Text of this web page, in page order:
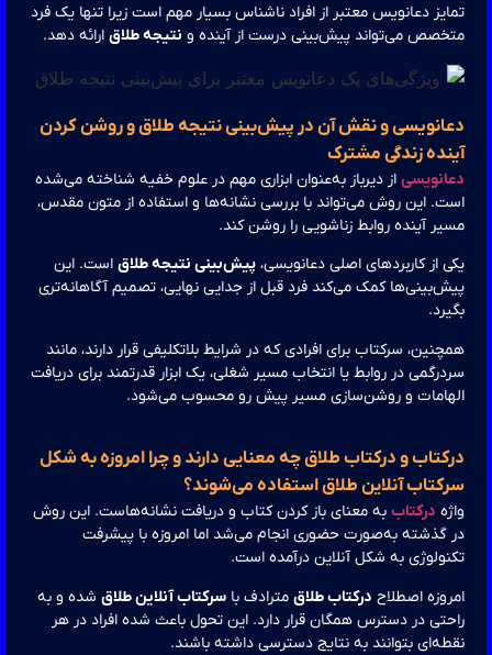
دعانویس معتبر از افراد ناشناس بسیار مهم است زیرا تنها یک فرد
می‌تواند پیش‌بینی درست از آینده ونتیجه طلاقارائه دهد.
و نقش آن در پیش‌بینی نتیجه طلاق و روشن کردن
زندگی مشترک
از دیرباز به‌عنوان ابزاری مهم در علوم خفیه شناخته می‌شده
این روش می‌تواند با بررسی نشانه‌ها و استفاده از متون مقدس،
آینده روابط زناشویی را روشن کند.
از کاربردهای اصلی دعانویسی،پیش‌بینی نتیجه طلاقاست. این
کمک می‌کند فرد قبل از جدایی نهایی، تصمیم آگاهانه‌تری
سرکتاب برای افرادی که در شرایط بلاتکلیفی قرار دارند، مانند
در روابط یا انتخاب مسیر شغلی، یک ابزار قدرتمند برای دریافت
و روشن‌سازی مسیر پیش رو محسوب می‌شود.
و درکتاب طلاق چه معنایی دارند و چرا امروزه به شکل
آنلاین طلاق استفاده می‌شوند؟
درکتاببه معنای باز کردن کتاب و دریافت نشانه‌هاست. این روش
گذشته به‌صورت حضوری انجام می‌شد اما امروزه با پیشرفت
به شکل آنلاین درآمده است.
اصطلاحدرکتاب طلاقمترادف باسرکتاب آنلاین طلاقشده و به
در دسترس همگان قرار دارد. این تحول باعث شده افراد در هر
بتوانند به نتایج دسترسی داشته باشند.